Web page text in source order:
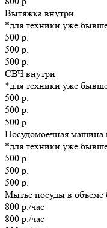
Вытяжка внутри
*для техники уже
500 р.
500 р.
500 р.
СВЧ внутри
*для техники уже
500 р.
500 р.
500 р.
Посудомоечная машина
*для техники уже
500 р.
500 р.
500 р.
Мытье посуды в объеме
800 р./час
800 р./час